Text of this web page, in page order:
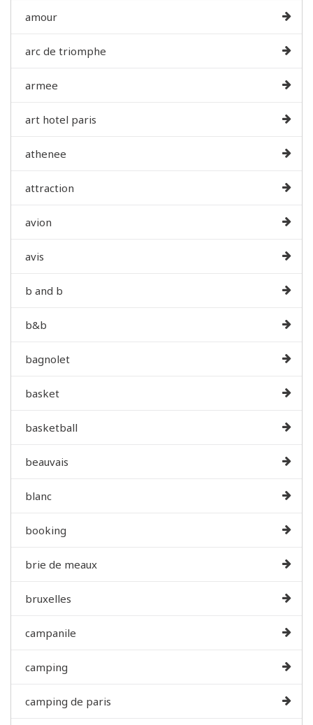
amour
arc de triomphe
armee
art hotel paris
athenee
attraction
avion
avis
b and b
b&b
bagnolet
basket
basketball
beauvais
blanc
booking
brie de meaux
bruxelles
campanile
camping
camping de paris